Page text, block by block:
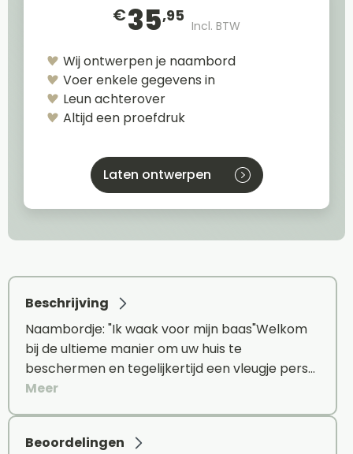
€35,95
Incl. BTW
Wij ontwerpen je naambord
Voer enkele gegevens in
Leun achterover
Altijd een proefdruk
Laten ontwerpen
Beschrijving
Naambordje: "Ik waak voor mijn baas"Welkom
bij de ultieme manier om uw huis te
beschermen en tegelijkertijd een vleugje pers…
Meer
Beoordelingen